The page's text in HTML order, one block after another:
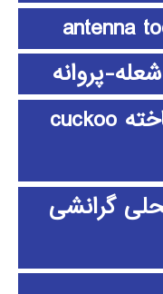
پروانه
الگوریتم جستجوی فاخته cuckoo
گرانشی